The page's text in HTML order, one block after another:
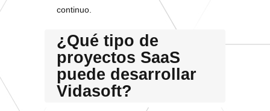
continuo.
¿Qué tipo de
proyectos SaaS
puede desarrollar
Vidasoft?